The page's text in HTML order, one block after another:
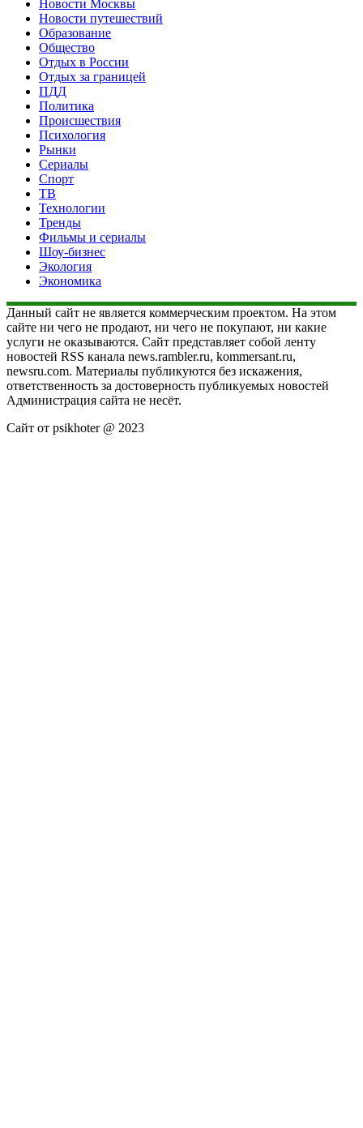
Новости Москвы
Новости путешествий
Образование
Общество
Отдых в России
Отдых за границей
ПДД
Политика
Происшествия
Психология
Рынки
Сериалы
Спорт
ТВ
Технологии
Тренды
Фильмы и сериалы
Шоу-бизнес
Экология
Экономика
Данный сайт не является коммерческим проектом. На этом
сайте ни чего не продают, ни чего не покупают, ни какие
услуги не оказываются. Сайт представляет собой ленту
новостей RSS канала news.rambler.ru, kommersant.ru,
newsru.com. Материалы публикуются без искажения,
ответственность за достоверность публикуемых новостей
Администрация сайта не несёт.
Сайт от psikhoter @ 2023